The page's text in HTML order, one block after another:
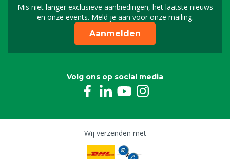
Mis niet langer exclusieve aanbiedingen, het laatste nieuws
en onze events. Meld je aan voor onze mailing.
Schrijf je in voor onze
Aanmelden
Volg ons op social media
Wij verzenden met